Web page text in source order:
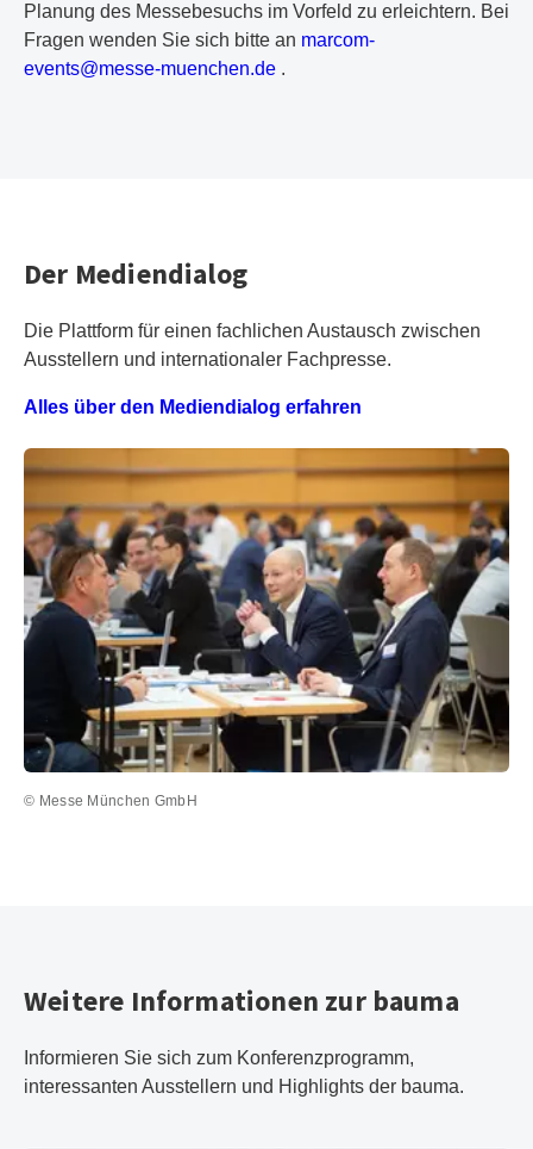
Planung des Messebesuchs im Vorfeld zu erleichtern. Bei
Fragen wenden Sie sich bitte an marcom-
events@messe-muenchen.de .
Der Mediendialog
Die Plattform für einen fachlichen Austausch zwischen
Ausstellern und internationaler Fachpresse.
Alles über den Mediendialog erfahren
© Messe München GmbH
Weitere Informationen zur bauma
Informieren Sie sich zum Konferenzprogramm,
interessanten Ausstellern und Highlights der bauma.